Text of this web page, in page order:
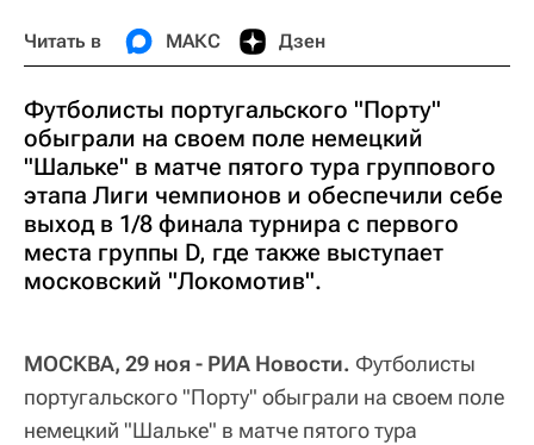
Читать в МАКС Дзен
Футболисты португальского "Порту"
обыграли на своем поле немецкий
"Шальке" в матче пятого тура группового
этапа Лиги чемпионов и обеспечили себе
выход в 1/8 финала турнира с первого
места группы D, где также выступает
московский "Локомотив".
МОСКВА, 29 ноя - РИА Новости. Футболисты
португальского "Порту" обыграли на своем поле
немецкий "Шальке" в матче пятого тура